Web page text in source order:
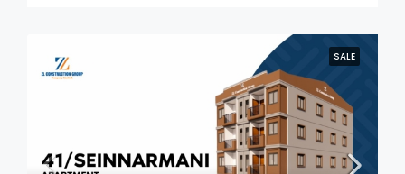
SALE